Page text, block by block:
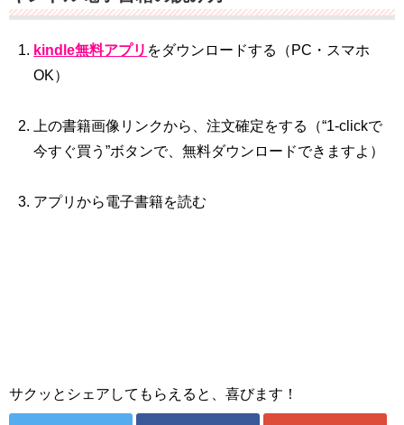
kindle無料アプリ をダウンロードする（PC・スマホ
OK）
上の書籍画像リンクから、注文確定をする（“1‐clickで
今すぐ買う”ボタンで、無料ダウンロードできますよ）
アプリから電子書籍を読む
サクッとシェアしてもらえると、喜びます！